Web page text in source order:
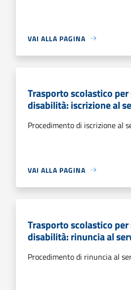
VAI ALLA PAGINA
Trasporto scolastico
disabilità: iscrizione al
Procedimento di iscrizione al
VAI ALLA PAGINA
Trasporto scolastico
disabilità: rinuncia al
Procedimento di rinuncia al